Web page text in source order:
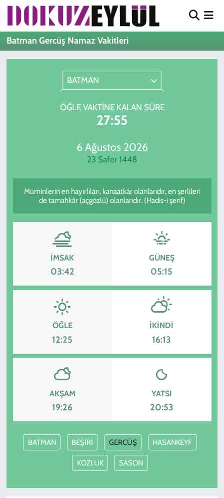
Batman Gercüş Namaz Vakitleri
BATMAN
ÖĞLE VAKTINE KALAN SÜRE
27:55
6 Ağustos 2026
23 Safer 1448
Müminlerin en hayırlıları, kanaatkâr olanlarıdır, en şerlileri
de tamahkâr (açgözlü) olanlarıdır. (Hadis-i şerif)
İMSAK
03:42
GÜNEŞ
05:15
ÖĞLE
12:25
İKINDI
16:13
AKŞAM
19:26
YATSI
20:53
BATMAN BEŞİRİ GERCÜŞ HASANKEYF
KOZLUK SASON
Hava Durumu
Süper Lig Puan Durumu ve Fikstür